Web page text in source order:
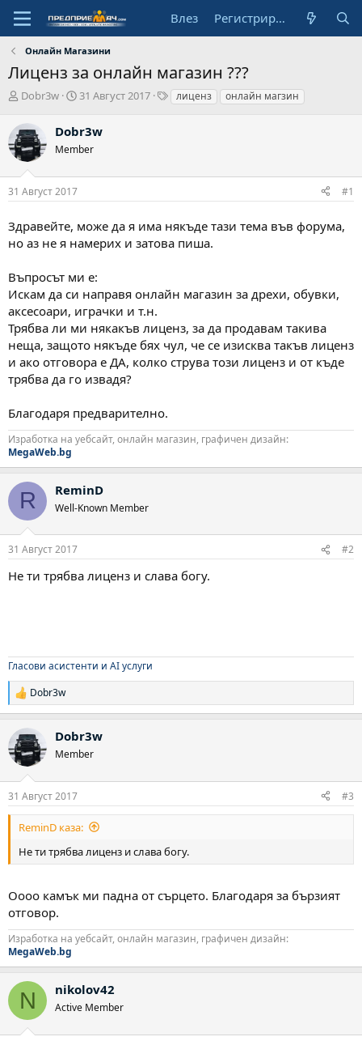
Влез Регистрирай се
Онлайн Магазини
Лиценз за онлайн магазин ???
А
т
о
р
Dobr3w
Н
а
л
а
т
а
31 Август 2017
Тлиценз онлайн магзин
Dobr3w
Member
31 Август 2017 #1
Здравейте, може да я има някъде тази тема във форума,
но аз не я намерих и затова пиша.
Въпросът ми е:
Искам да си направя онлайн магазин за дрехи, обувки,
аксесоари, играчки и т.н.
Трябва ли ми някакъв лиценз, за да продавам такива
неща, защото някъде бях чул, че се изисква такъв лиценз
и ако отговора е ДА, колко струва този лиценз и от къде
трябва да го извадя?
Благодаря предварително.
Изработка на уебсайт, онлайн магазин, графичен дизайн:
MegaWeb.bg
R ReminD
Well-Known Member
31 Август 2017 #2
Не ти трябва лиценз и слава богу.
Гласови асистенти и AI услуги
Р
е
к
ц
и
Dobr3w
Dobr3w
Member
31 Август 2017 #3
ReminD каза:
Не ти трябва лиценз и слава богу.
Оооо камък ми падна от сърцето. Благодаря за бързият
отговор.
Изработка на уебсайт, онлайн магазин, графичен дизайн:
MegaWeb.bg
N nikolov42
Active Member